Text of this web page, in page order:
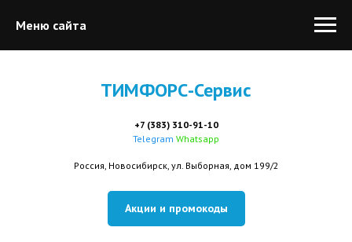
Меню сайта
ТИМФОРС-Сервис
+7 (383) 310-91-10
Telegram Whatsapp
Россия, Новосибирск, ул. Выборная, дом 199/2
Акции и промокоды